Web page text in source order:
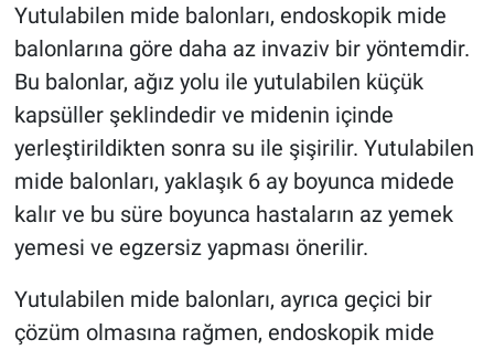
Yutulabilen mide balonları, endoskopik mide
balonlarına göre daha az invaziv bir yöntemdir.
Bu balonlar, ağız yolu ile yutulabilen küçük
kapsüller şeklindedir ve midenin içinde
yerleştirildikten sonra su ile şişirilir. Yutulabilen
mide balonları, yaklaşık 6 ay boyunca midede
kalır ve bu süre boyunca hastaların az yemek
yemesi ve egzersiz yapması önerilir.
Yutulabilen mide balonları, ayrıca geçici bir
çözüm olmasına rağmen, endoskopik mide